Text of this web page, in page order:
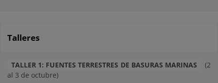
Talleres
TALLER 1: FUENTES TERRESTRES DE BASURAS MARINAS
(2
al 3 de octubre)